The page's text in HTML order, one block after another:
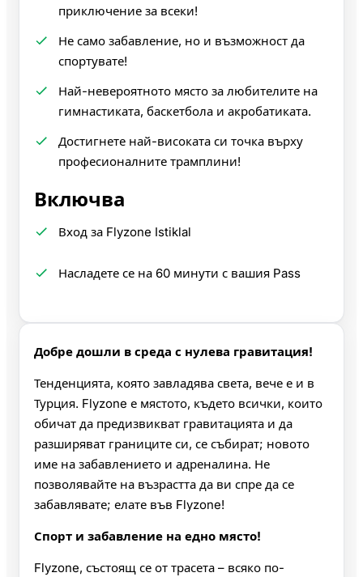
приключение за всеки!
Не само забавление, но и възможност да
спортувате!
Най-невероятното място за любителите на
гимнастиката, баскетбола и акробатиката.
Достигнете най-високата си точка върху
професионалните трамплини!
Включва
Вход за Flyzone Istiklal
Насладете се на 60 минути с вашия Pass
Добре дошли в среда с нулева гравитация!
Тенденцията, която завладява света, вече е и в
Турция. Flyzone е мястото, където всички, които
обичат да предизвикват гравитацията и да
разширяват границите си, се събират; новото
име на забавлението и адреналина. Не
позволявайте на възрастта да ви спре да се
забавлявате; елате във Flyzone!
Спорт и забавление на едно място!
Flyzone, състоящ се от трасета – всяко по-